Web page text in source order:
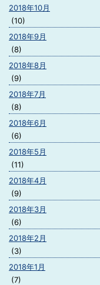
2018年10月
(10)
2018年9月
(8)
2018年8月
(9)
2018年7月
(8)
2018年6月
(6)
2018年5月
(11)
2018年4月
(9)
2018年3月
(6)
2018年2月
(3)
2018年1月
(7)